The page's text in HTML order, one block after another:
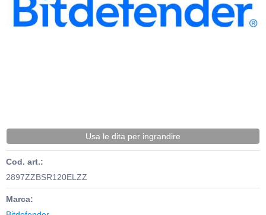
PROMO ATTIVE
Usa le dita per ingrandire
Cod. art.:
2897ZZBSR120ELZZ
Marca: